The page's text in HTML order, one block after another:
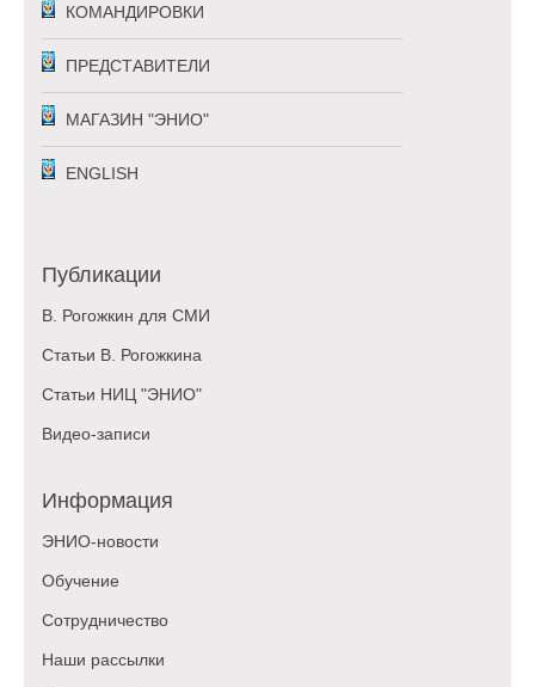
КОМАНДИРОВКИ
ПРЕДСТАВИТЕЛИ
МАГАЗИН "ЭНИО"
ENGLISH
Публикации
В. Рогожкин для СМИ
Статьи В. Рогожкина
Статьи НИЦ "ЭНИО"
Видео-записи
Информация
ЭНИО-новости
Обучение
Сотрудничество
Наши рассылки